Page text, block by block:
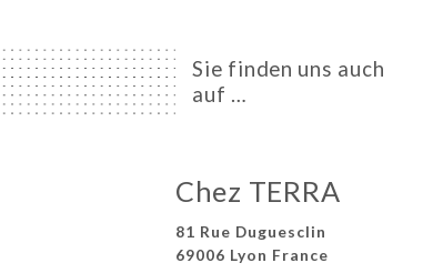
Sie finden uns auch
auf …
Chez TERRA
81 Rue Duguesclin
69006 Lyon France